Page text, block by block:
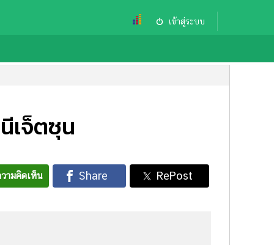
เข้าสู่ระบบ
เจ็ตซุน
ามคิดเห็น